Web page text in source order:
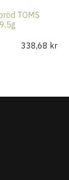
TOMS
338,68 kr